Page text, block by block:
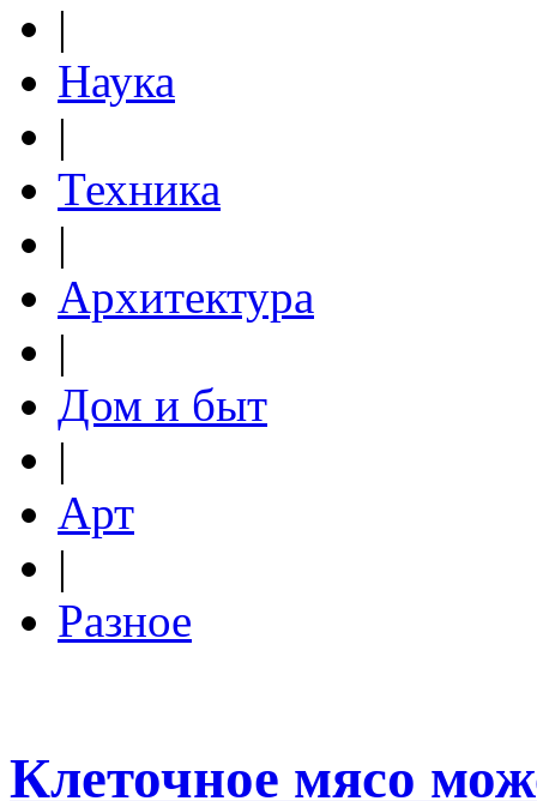
|
Наука
|
Техника
|
Архитектура
|
Дом и быт
|
Арт
|
Разное
Клеточное мясо